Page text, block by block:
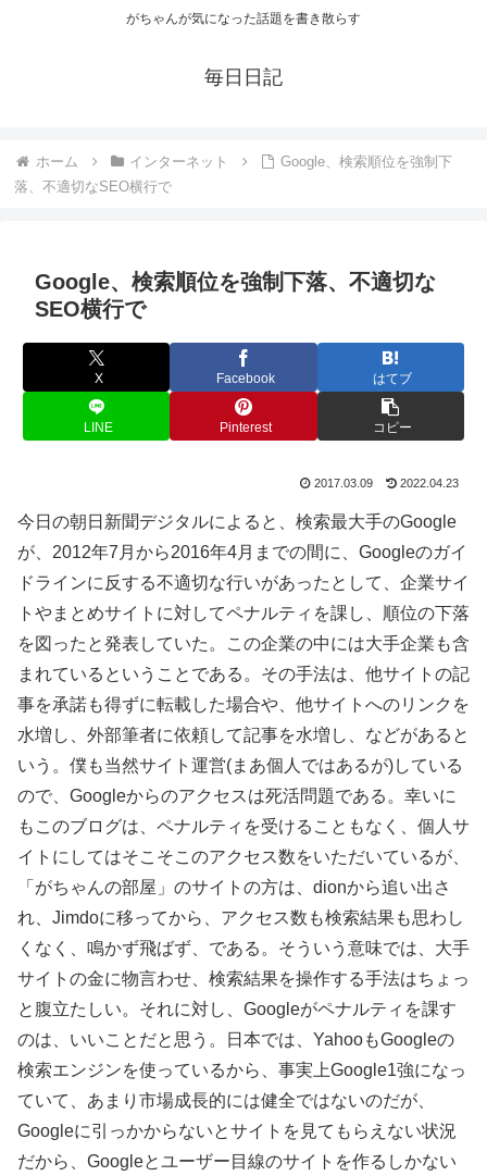
がちゃんが気になった話題を書き散らす
毎日日記
ホーム インターネット
Google、検索順位を強制下
落、不適切なSEO横行で
Google、検索順位を強制下落、不適切な
SEO横行で
X Facebook はてブ
LINE Pinterest コピー
2017.03.09 2022.04.23
今日の朝日新聞デジタルによると、検索最大手のGoogle
が、2012年7月から2016年4月までの間に、Googleのガイ
ドラインに反する不適切な行いがあったとして、企業サイ
トやまとめサイトに対してペナルティを課し、順位の下落
を図ったと発表していた。この企業の中には大手企業も含
まれているということである。その手法は、他サイトの記
事を承諾も得ずに転載した場合や、他サイトへのリンクを
水増し、外部筆者に依頼して記事を水増し、などがあると
いう。僕も当然サイト運営(まあ個人ではあるが)している
ので、Googleからのアクセスは死活問題である。幸いに
もこのブログは、ペナルティを受けることもなく、個人サ
イトにしてはそこそこのアクセス数をいただいているが、
「がちゃんの部屋」のサイトの方は、dionから追い出さ
れ、Jimdoに移ってから、アクセス数も検索結果も思わし
くなく、鳴かず飛ばず、である。そういう意味では、大手
サイトの金に物言わせ、検索結果を操作する手法はちょっ
と腹立たしい。それに対し、Googleがペナルティを課す
のは、いいことだと思う。日本では、YahooもGoogleの
検索エンジンを使っているから、事実上Google1強になっ
ていて、あまり市場成長的には健全ではないのだが、
Googleに引っかからないとサイトを見てもらえない状況
だから、Googleとユーザー目線のサイトを作るしかない